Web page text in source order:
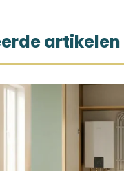
artikelen